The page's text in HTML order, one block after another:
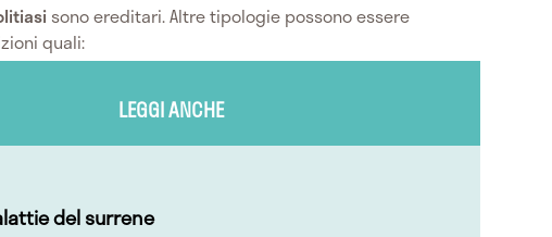
sono ereditari. Altre tipologie possono essere
quali:
LEGGI ANCHE
del surrene